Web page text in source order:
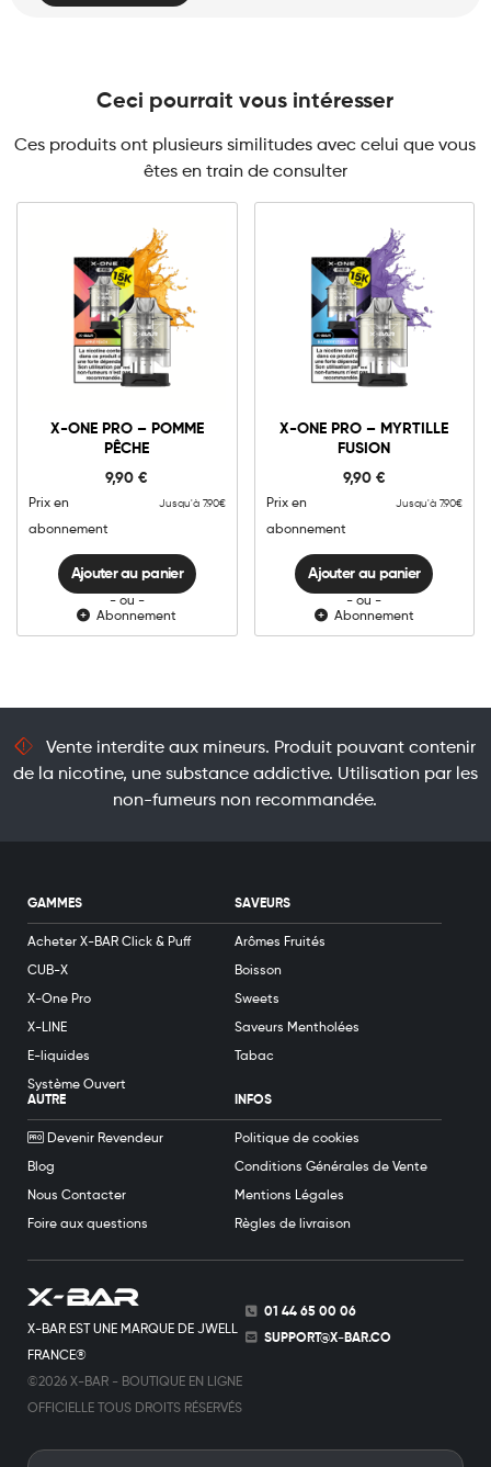
Ceci pourrait vous intéresser
Ces produits ont plusieurs similitudes avec celui que vous
êtes en train de consulter
X-ONE PRO – POMME
PÊCHE
9,90€
Prix en
abonnement
Jusqu'à 7.90€
10mg 20mg
ONE
-
Pêche
quantité
Ajouter au panier
Ajouter au panier
- ou -
Abonnement
X-ONE PRO – MYRTILLE
FUSION
9,90 €
Prix en
abonnement
Jusqu'à 7.90€
10mg 20mg
ONE
-
Fusion
quantité
Ajouter au panier
Ajouter au panier
- ou -
Abonnement
Vente interdite aux mineurs. Produit pouvant contenir
de la nicotine, une substance addictive. Utilisation par les
non-fumeurs non recommandée.
X-BAR EST UNE MARQUE DE JWELL
FRANCE®
©2026 X-BAR - BOUTIQUE EN LIGNE
OFFICIELLE TOUS DROITS RÉSERVÉS
01 44 65 00 06
SUPPORT@X-BAR.CO
GAMMES
Acheter X-BAR Click & Puff
CUB-X
X-One Pro
X-LINE
E-liquides
Système Ouvert
SAVEURS
Arômes Fruités
Boisson
Sweets
Saveurs Mentholées
Tabac
AUTRE
Devenir Revendeur
Blog
Nous Contacter
Foire aux questions
INFOS
Politique de cookies
Conditions Générales de Vente
Mentions Légales
Règles de livraison